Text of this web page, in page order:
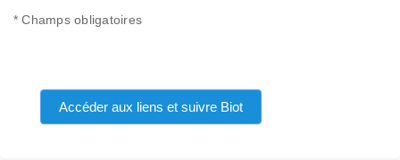
* Champs obligatoires
Accéder aux liens et suivre Biot